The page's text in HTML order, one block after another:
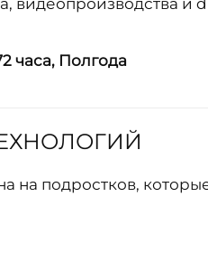
видеопроизводства и
часа, Полгода
на подростков,